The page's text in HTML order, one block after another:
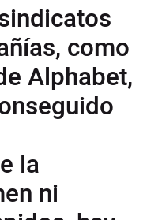
como
Alphabet,
la
ni